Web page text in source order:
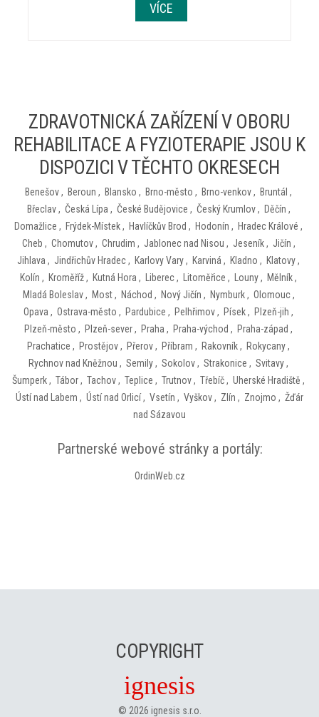
VÍCE
ZDRAVOTNICKÁ ZAŘÍZENÍ V OBORU
REHABILITACE A FYZIOTERAPIE JSOU K
DISPOZICI V TĚCHTO OKRESECH
Benešov, Beroun , Blansko , Brno-město , Brno-venkov, Bruntál ,
Břeclav, Česká Lípa , České Budějovice , Český Krumlov, Děčín ,
Domažlice , Frýdek-Místek, Havlíčkův Brod , Hodonín , Hradec Králové ,
Cheb , Chomutov, Chrudim , Jablonec nad Nisou , Jeseník, Jičín ,
Jihlava , Jindřichův Hradec, Karlovy Vary, Karviná , Kladno , Klatovy,
Kolín , Kroměříž, Kutná Hora , Liberec, Litoměřice , Louny, Mělník,
Mladá Boleslav, Most, Náchod , Nový Jičín , Nymburk, Olomouc,
Opava , Ostrava-město , Pardubice , Pelhřimov, Písek, Plzeň-jih ,
Plzeň-město , Plzeň-sever, Praha , Praha-východ , Praha-západ ,
Prachatice , Prostějov, Přerov, Příbram , Rakovník, Rokycany,
Rychnov nad Kněžnou , Semily, Sokolov, Strakonice , Svitavy,
Šumperk, Tábor, Tachov, Teplice , Trutnov, Třebíč, Uherské Hradiště ,
Ústí nad Labem , Ústí nad Orlicí, Vsetín , Vyškov, Zlín , Znojmo , Žďár
nad Sázavou
Partnerské webové stránky a portály:
OrdinWeb.cz
COPYRIGHT
ignesis
© 2026 ignesis s.r.o.